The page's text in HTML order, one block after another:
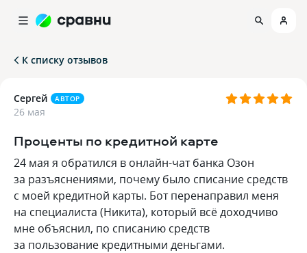
К списку отзывов
Сергей АВТОР
26 мая
Проценты по кредитной карте
24 мая я обратился в онлайн-чат банка Озон
за разъяснениями, почему было списание средств
с моей кредитной карты. Бот перенаправил меня
на специалиста (Никита), который всё доходчиво
мне объяснил, по списанию средств
за пользование кредитными деньгами.